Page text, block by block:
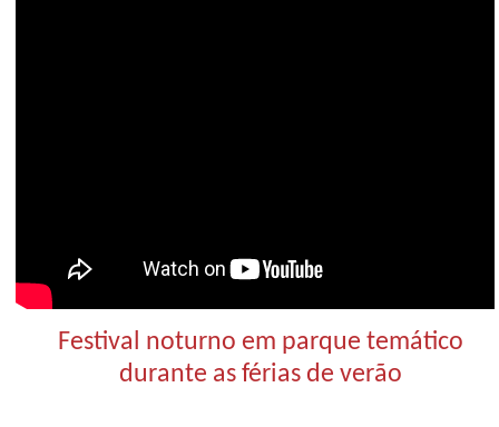
Festival noturno em parque temático
durante as férias de verão